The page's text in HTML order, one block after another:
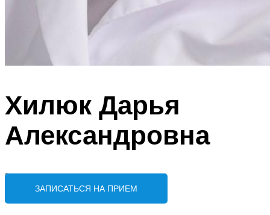
Хилюк Дарья
Александровна
Врач-ортодонт
ЗАПИСАТЬСЯ НА ПРИЕМ